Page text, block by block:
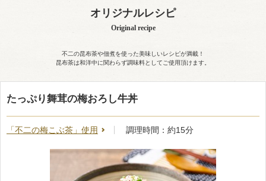
オリジナルレシピ
Original recipe
不二の昆布茶や佃煮を使った美味しいレシピが満載！
昆布茶は和洋中に関わらず調味料としてご使用頂けます。
たっぷり舞茸の梅おろし牛丼
「不二の梅こぶ茶」使用 調理時間：約15分